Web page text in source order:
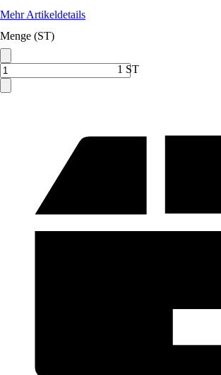
Mehr Artikeldetails
Menge (ST)
1 ST